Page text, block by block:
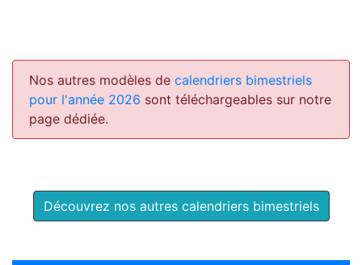
Nos autres modèles de calendriers bimestriels
pour l'année 2026 sont téléchargeables sur notre
page dédiée.
Découvrez nos autres calendriers bimestriels